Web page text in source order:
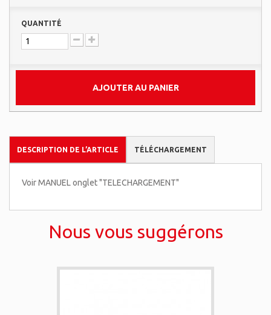
QUANTITÉ
AJOUTER AU PANIER
DESCRIPTION DE L’ARTICLE TÉLÉCHARGEMENT
Voir MANUEL onglet "TELECHARGEMENT"
Nous vous suggérons